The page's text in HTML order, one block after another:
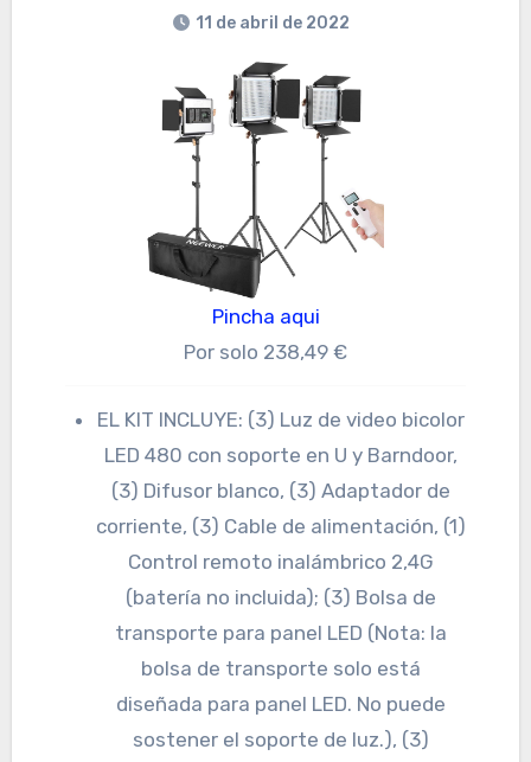
11 de abril de 2022
Pincha aqui
Por solo 238,49 €
EL KIT INCLUYE: (3) Luz de video bicolor
LED 480 con soporte en U y Barndoor,
(3) Difusor blanco, (3) Adaptador de
corriente, (3) Cable de alimentación, (1)
Control remoto inalámbrico 2,4G
(batería no incluida); (3) Bolsa de
transporte para panel LED (Nota: la
bolsa de transporte solo está
diseñada para panel LED. No puede
sostener el soporte de luz.), (3)